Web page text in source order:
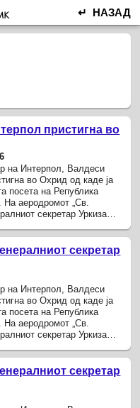
↵ НАЗАД
пристигна во
на Интерпол, Валдеси
во Охрид од каде ја
посета на Република
аеродромот „Св.
секретар Уркиза
...
секретар
на Интерпол, Валдеси
во Охрид од каде ја
посета на Република
аеродромот „Св.
секретар Уркиза
...
секретар